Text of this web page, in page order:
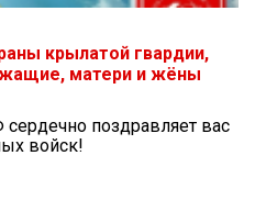
крылатой гвардии,
матери и жёны
поздравляет вас
войск!